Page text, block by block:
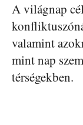
A világnap
valamint
mint nap
térségekben.